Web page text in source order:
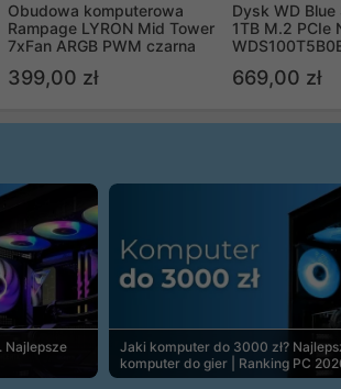
Obudowa komputerowa
Rampage LYRON Mid Tower
7xFan ARGB PWM czarna
399,00 zł
Dysk WD Blue
1TB M.2 PCIe
669,00 zł
Najlepsze
Jaki komputer do 3000 zł?
komputer do gier | Ranking PC